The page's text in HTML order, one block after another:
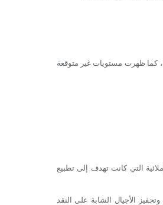
كما ظهرت مستويات غير متوقعة
التي كانت تهدف إلى تطبيع
الأجيال الشابة على النقد